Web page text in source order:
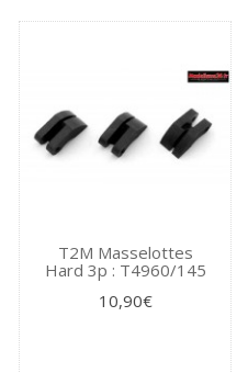
T2M Masselottes
Hard 3p : T4960/145
10,90€